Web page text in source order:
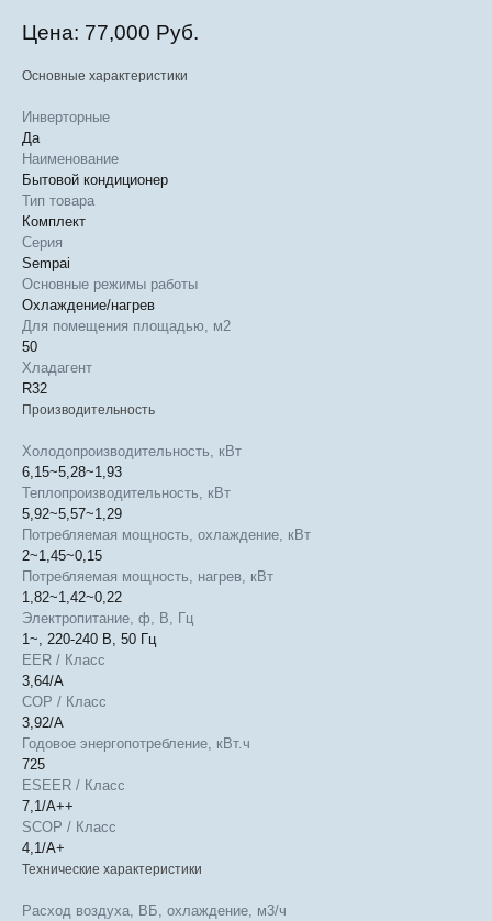
Цена: 77,000 Руб.
Основные характеристики
Инверторные
Да
Наименование
Бытовой кондиционер
Тип товара
Комплект
Серия
Sempai
Основные режимы работы
Охлаждение/нагрев
Для помещения площадью, м2
50
Хладагент
R32
Производительность
Холодопроизводительность, кВт
6,15~5,28~1,93
Теплопроизводительность, кВт
5,92~5,57~1,29
Потребляемая мощность, охлаждение, кВт
2~1,45~0,15
Потребляемая мощность, нагрев, кВт
1,82~1,42~0,22
Электропитание, ф, В, Гц
1~, 220-240 В, 50 Гц
EER / Класс
3,64/A
COP / Класс
3,92/A
Годовое энергопотребление, кВт.ч
725
ESEER / Класс
7,1/A++
SCOP / Класс
4,1/A+
Технические характеристики
Расход воздуха, ВБ, охлаждение, м3/ч